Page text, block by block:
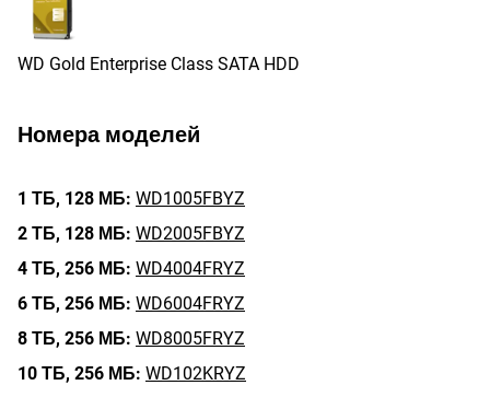
WD Gold Enterprise Class SATA HDD
Номера моделей
1 ТБ, 128 МБ: WD1005FBYZ
2 ТБ, 128 МБ: WD2005FBYZ
4 ТБ, 256 МБ: WD4004FRYZ
6 ТБ, 256 МБ: WD6004FRYZ
8 ТБ, 256 МБ: WD8005FRYZ
10 ТБ, 256 МБ: WD102KRYZ